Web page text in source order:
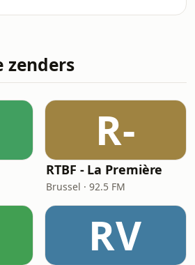
zenders
R-
RTBF - La Première
Brussel · 92.5 FM
RV